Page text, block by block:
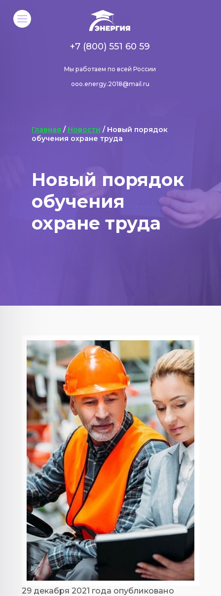
Мы работаем по всей России
+7 (800) 551 60 59
ooo.energy.2018@mail.ru
Новый порядок
обучения
охране труда
Главная / Новости / Новый порядок
обучения охране труда
29 декабря 2021 года опубликовано